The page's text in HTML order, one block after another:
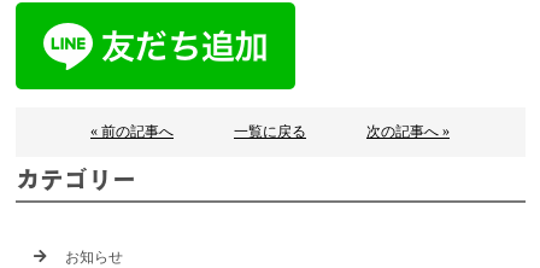
« 前の記事へ 一覧に戻る 次の記事へ »
カテゴリー
お知らせ